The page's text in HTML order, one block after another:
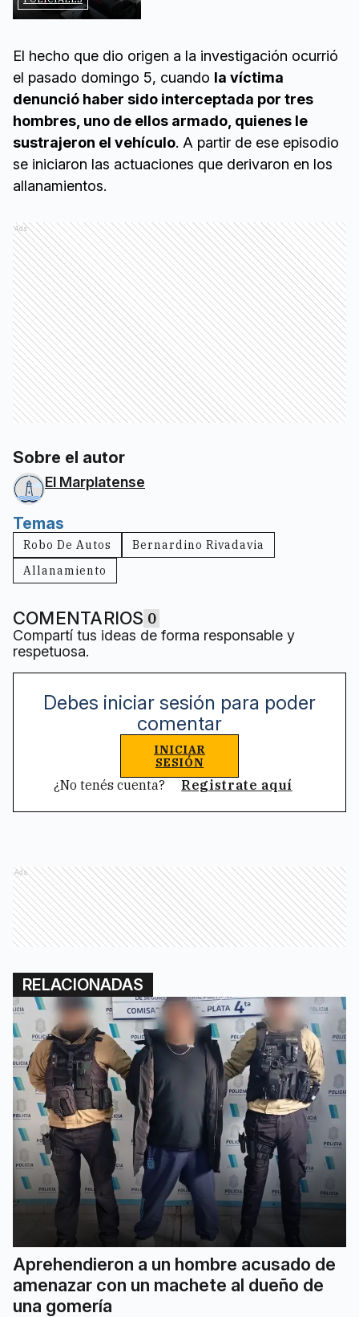
El hecho que dio origen a la investigación ocurrió
el pasado domingo 5, cuando la víctima
denunció haber sido interceptada por tres
hombres, uno de ellos armado, quienes le
sustrajeron el vehículo. A partir de ese episodio
se iniciaron las actuaciones que derivaron en los
allanamientos.
Ads
Sobre el autor
El Marplatense
Temas
Robo De Autos
Bernardino Rivadavia
Allanamiento
COMENTARIOS 0
Compartí tus ideas de forma responsable y
respetuosa.
Debes iniciar sesión para poder
comentar
INICIAR
SESIÓN
¿No tenés cuenta? Registrate aquí
Ads
RELACIONADAS
Aprehendieron a un hombre acusado de
amenazar con un machete al dueño de
una gomería